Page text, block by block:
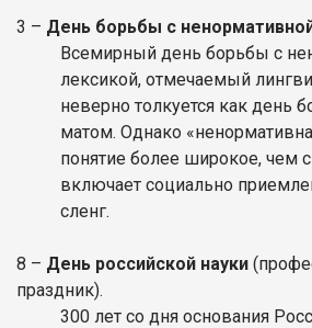
3 – День борьбы с
Всемирный день борьбы с
лексикой, отмечаемый
неверно толкуется как день
матом. Однако
понятие более широкое, чем
включает социально
сленг.
8 – День российской науки
праздник).
300 лет со дня основания